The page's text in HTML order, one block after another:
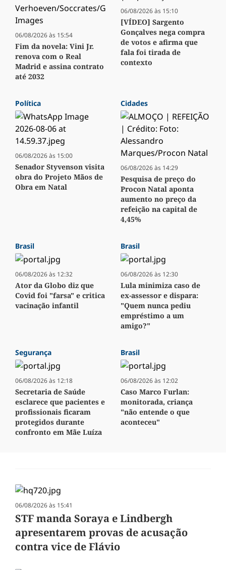
06/08/2026 às 15:54
Fim da novela: Vini Jr.
renova com o Real
Madrid e assina contrato
até 2032
06/08/2026 às 15:10
[VÍDEO] Sargento
Gonçalves nega compra
de votos e afirma que
fala foi tirada de
contexto
Política
06/08/2026 às 15:00
Senador Styvenson visita
obra do Projeto Mãos de
Obra em Natal
Cidades
06/08/2026 às 14:29
Pesquisa de preço do
Procon Natal aponta
aumento no preço da
refeição na capital de
4,45%
Brasil
06/08/2026 às 12:32
Ator da Globo diz que
Covid foi "farsa" e critica
vacinação infantil
Brasil
06/08/2026 às 12:30
Lula minimiza caso de
ex-assessor e dispara:
"Quem nunca pediu
empréstimo a um
amigo?"
Segurança
06/08/2026 às 12:18
Secretaria de Saúde
esclarece que pacientes e
profissionais ficaram
protegidos durante
confronto em Mãe Luíza
Brasil
06/08/2026 às 12:02
Caso Marco Furlan:
monitorada, criança
"não entende o que
aconteceu"
06/08/2026 às 15:41
STF manda Soraya e Lindbergh
apresentarem provas de acusação
contra vice de Flávio